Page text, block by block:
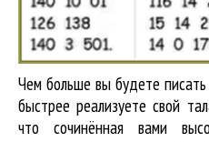
Чем больше вы будете
быстрее реализуете свой
что сочинённая вами